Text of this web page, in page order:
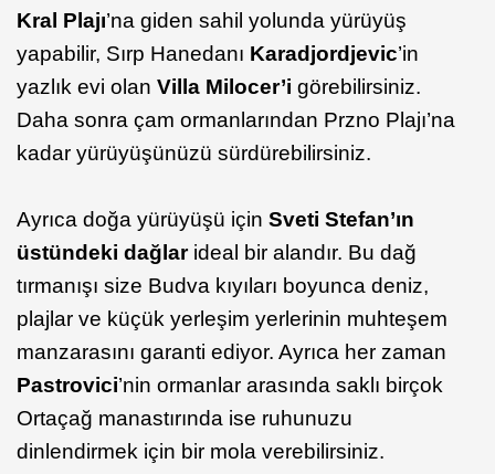
Kral Plajı’na giden sahil yolunda yürüyüş
yapabilir, Sırp Hanedanı Karadjordjevic’in
yazlık evi olan Villa Milocer’i görebilirsiniz.
Daha sonra çam ormanlarından Przno Plajı’na
kadar yürüyüşünüzü sürdürebilirsiniz.
Ayrıca doğa yürüyüşü için Sveti Stefan’ın
üstündeki dağlarideal bir alandır. Bu dağ
tırmanışı size Budva kıyıları boyunca deniz,
plajlar ve küçük yerleşim yerlerinin muhteşem
manzarasını garanti ediyor. Ayrıca her zaman
Pastrovici’nin ormanlar arasında saklı birçok
Ortaçağ manastırında ise ruhunuzu
dinlendirmek için bir mola verebilirsiniz.